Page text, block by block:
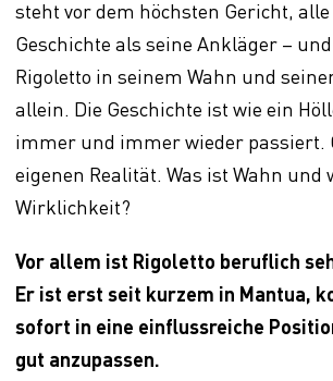
steht vor dem höchsten Gericht,
Geschichte als seine Ankläger –
Rigoletto in seinem Wahn und
allein. Die Geschichte ist wie ein
immer und immer wieder passiert.
eigenen Realität. Was ist Wahn und
Wirklichkeit?
Vor allem ist Rigoletto beruflich
Er ist erst seit kurzem in Mantua,
sofort in eine einflussreiche
gut anzupassen.